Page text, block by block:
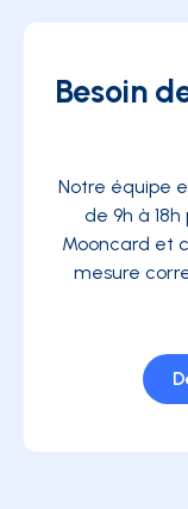
Besoin
Notre équipe
de 9h à
Mooncard et
mesure